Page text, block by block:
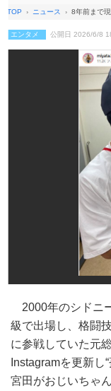
TOP ニュース 8年前まで
エンタメ 公開日 2026/6/8
2000年のシドニ
級で出場し、格闘
に参戦していた元
Instagramを更新し
宮田がおじいちゃ